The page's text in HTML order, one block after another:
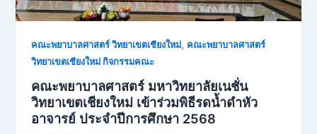
คณะพยาบาลศาสตร์ วิทยาเขตเชียงใหม่, คณะพยาบาลศาสตร์
วิทยาเขตเชียงใหม่ กิจกรรมคณะ
คณะพยาบาลศาสตร์ มหาวิทยาลัยเนชั่น
วิทยาเขตเชียงใหม่ เข้าร่วมพิธีรดน้ำดำหัว
อาจารย์ ประจำปีการศึกษา 2568